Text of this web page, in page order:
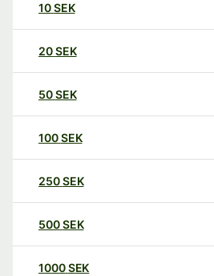
10SEK
20SEK
50SEK
100SEK
250SEK
500SEK
1000SEK